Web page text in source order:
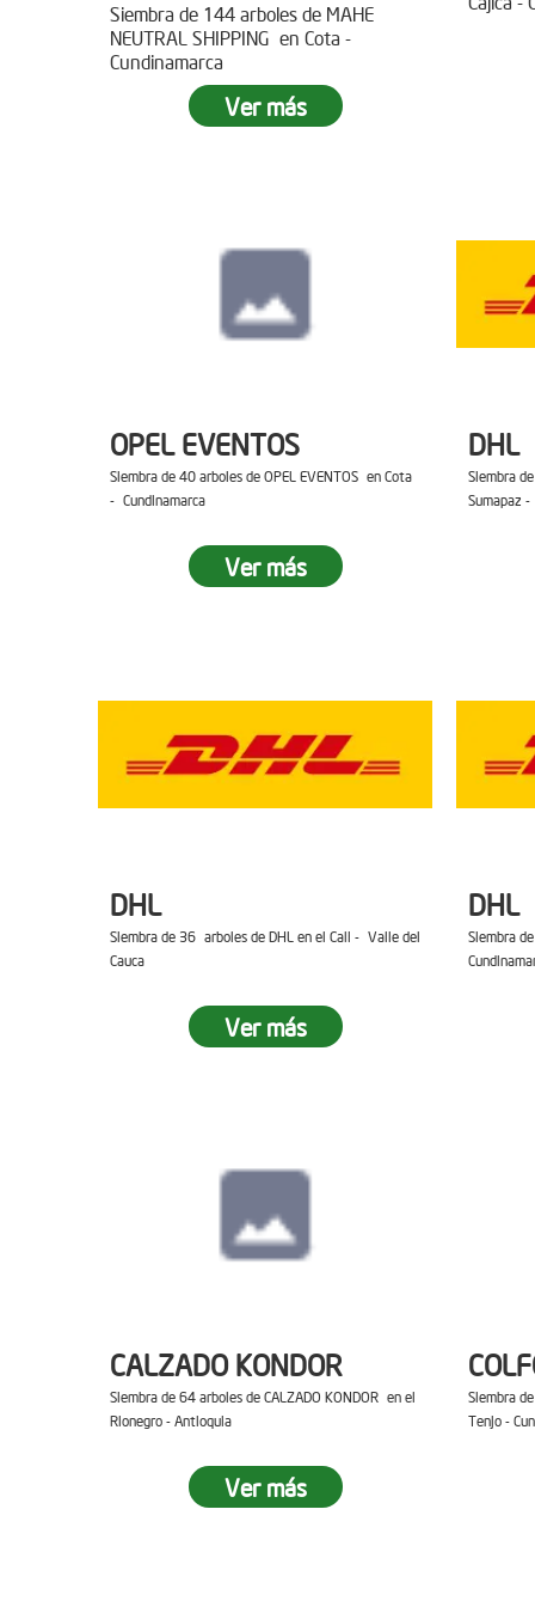
Siembra de 144 arboles de MAHE
NEUTRAL SHIPPING en Cota -
Cundinamarca
Ver más
OPEL EVENTOS
Siembra de 40 arboles de OPEL EVENTOS en Cota
- Cundinamarca
Ver más
DHL
Siembra
Sumapaz
DHL
Siembra de 36 arboles de DHL en el Cali - Valle del
Cauca
Ver más
DHL
Siembra
CALZADO KONDOR
Siembra de 64 arboles de CALZADO KONDOR en el
Rionegro - Antioquia
Ver más
Siembra
Tenjo -